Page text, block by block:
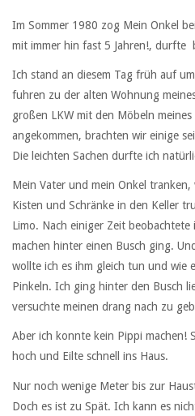
Im Sommer 1980 zog Mein Onkel
mit immer hin fast 5 Jahren!, durfte
Ich stand an diesem Tag früh auf
fuhren zu der alten Wohnung
großen LKW mit den Möbeln
angekommen, brachten wir einige
Die leichten Sachen durfte ich
Mein Vater und mein Onkel tranken,
Kisten und Schränke in den Keller
Limo. Nach einiger Zeit beobachtete
machen hinter einen Busch ging.
wollte ich es ihm gleich tun und wie
Pinkeln. Ich ging hinter den Busch
versuchte meinen drang nach zu
Aber ich konnte kein Pippi machen!
hoch und Eilte schnell ins Haus.
Nur noch wenige Meter bis zur
Doch es ist zu Spät. Ich kann es